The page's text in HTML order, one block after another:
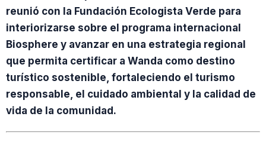
reunió con la Fundación Ecologista Verde para
interiorizarse sobre el programa internacional
Biosphere y avanzar en una estrategia regional
que permita certificar a Wanda como destino
turístico sostenible, fortaleciendo el turismo
responsable, el cuidado ambiental y la calidad de
vida de la comunidad.